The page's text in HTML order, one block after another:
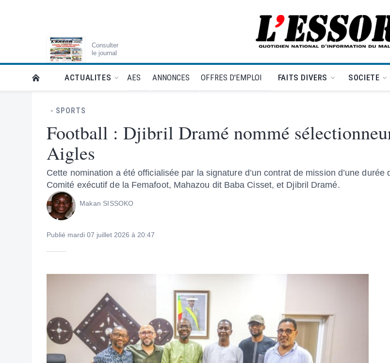
Consulter
le journal
L'Essor - retour à la
RETOUR À LA PAGE D’ACCUEIL DE L'ESSOR
ACTUALITES AES ANNONCES OFFRES D'EMPLOI FAITS DIVERS SOCIETE
SPORTS
Football : Djibril Dramé nommé
Aigles
Cette nomination a été officialisée par la signature d’un contrat de mission d’une
Comité exécutif de la Femafoot, Mahazou dit Baba Cisset, et Djibril Dramé.
Makan SISSOKO
Publié mardi 07 juillet 2026 à 20:47